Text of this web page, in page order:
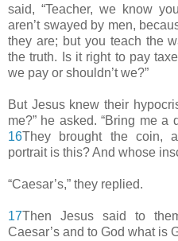
said, “Teacher, we know
aren’t swayed by men,
they are; but you teach the
the truth. Is it right to pay
we pay or shouldn’t we?”
But Jesus knew their
me?” he asked. “Bring me a
16They brought the coin,
portrait is this? And whose
“Caesar’s,” they replied.
17Then Jesus said to
Caesar’s and to God what is